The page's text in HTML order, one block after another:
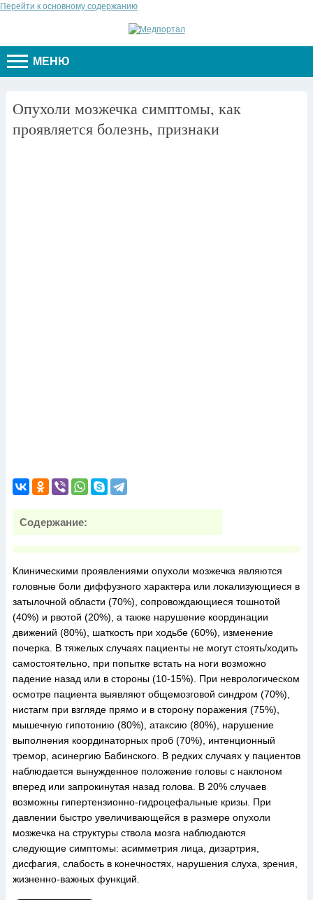
Перейти к основному содержанию
МЕНЮ
Опухоли мозжечка симптомы, как
проявляется болезнь, признаки
Содержание:
Клиническими проявлениями опухоли мозжечка являются
головные боли диффузного характера или локализующиеся в
затылочной области (70%), сопровождающиеся тошнотой
(40%) и рвотой (20%), а также нарушение координации
движений (80%), шаткость при ходьбе (60%), изменение
почерка. В тяжелых случаях пациенты не могут стоять/ходить
самостоятельно, при попытке встать на ноги возможно
падение назад или в стороны (10-15%). При неврологическом
осмотре пациента выявляют общемозговой синдром (70%),
нистагм при взгляде прямо и в сторону поражения (75%),
мышечную гипотонию (80%), атаксию (80%), нарушение
выполнения координаторных проб (70%), интенционный
тремор, асинергию Бабинского. В редких случаях у пациентов
наблюдается вынужденное положение головы с наклоном
вперед или запрокинутая назад голова. В 20% случаев
возможны гипертензионно-гидроцефальные кризы. При
давлении быстро увеличивающейся в размере опухоли
мозжечка на структуры ствола мозга наблюдаются
следующие симптомы: асимметрия лица, дизартрия,
дисфагия, слабость в конечностях, нарушения слуха, зрения,
жизненно-важных функций.